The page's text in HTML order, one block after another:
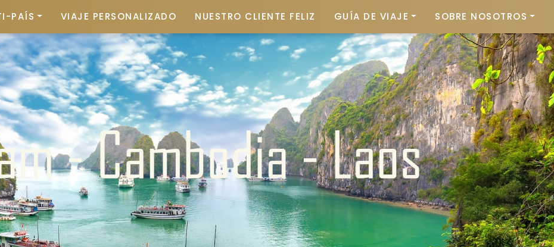
PAÍS VIAJE PERSONALIZADO NUESTRO CLIENTE FELIZ GUÍA DE VIAJE SOBRE NOSOTROS